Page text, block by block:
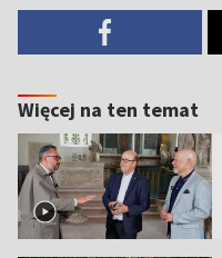
Więcej na ten temat